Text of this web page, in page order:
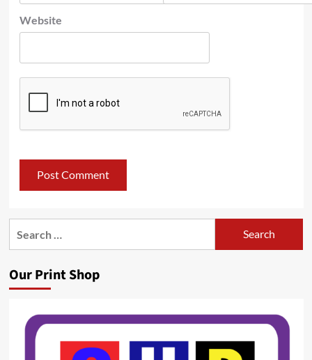
Website
Our Print Shop